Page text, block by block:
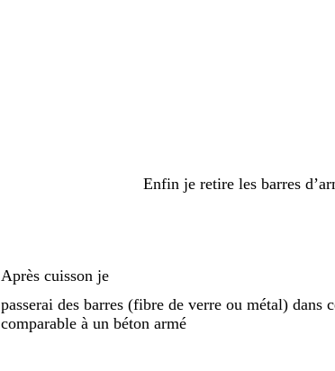
Enfin je retire les barres
Après cuisson je
passerai des barres (fibre de verre ou métal) dans
comparable à un béton armé